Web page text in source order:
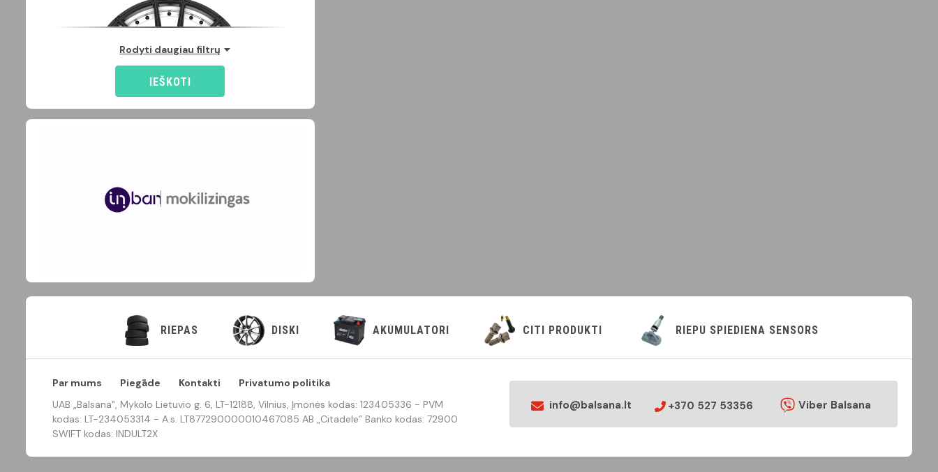
Rodyti daugiau filtrų
IEŠKOTI
RIEPAS DISKI AKUMULATORI CITI PRODUKTI RIEPU SPIEDIENA SENSORS
+370 527 53356
info@balsana.lt Viber Balsana
Par mums Piegāde Kontakti
Privatumo politika
UAB „Balsana", Mykolo Lietuvio g. 6, LT-12188, Vilnius, Įmonės kodas: 123405336 - PVM
kodas: LT-234053314 - A.s. LT877290000010467085 AB „Citadele” Banko kodas: 72900
SWIFT kodas: INDULT2X